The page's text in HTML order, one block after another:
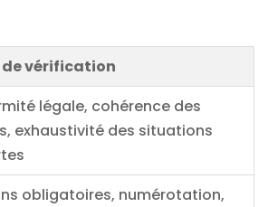
de vérification
légale, cohérence des
exhaustivité des situations
obligatoires, numérotation,